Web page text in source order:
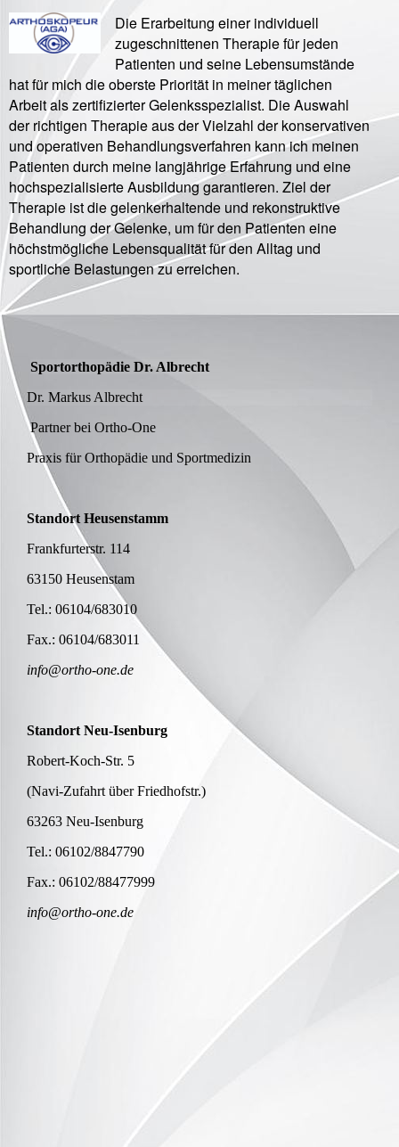
Die Erarbeitung einer individuell
zugeschnittenen Therapie für jeden
Patienten und seine Lebensumstände
hat für mich die oberste Priorität in meiner täglichen
Arbeit als zertifizierter Gelenksspezialist. Die Auswahl
der richtigen Therapie aus der Vielzahl der konservativen
und operativen Behandlungsverfahren kann ich meinen
Patienten durch meine langjährige Erfahrung und eine
hochspezialisierte Ausbildung garantieren. Ziel der
Therapie ist die gelenkerhaltende und rekonstruktive
Behandlung der Gelenke, um für den Patienten eine
höchstmögliche Lebensqualität für den Alltag und
sportliche Belastungen zu erreichen.
Sportorthopädie Dr. Albrecht
Dr. Markus Albrecht
Partner bei Ortho-One
Praxis für Orthopädie und Sportmedizin
Standort Heusenstamm
Frankfurterstr. 114
63150 Heusenstam
Tel.: 06104/683010
Fax.: 06104/683011
info@ortho-one.de
Standort Neu-Isenburg
Robert-Koch-Str. 5
(Navi-Zufahrt über Friedhofstr.)
63263 Neu-Isenburg
Tel.: 06102/8847790
Fax.: 06102/88477999
info@ortho-one.de